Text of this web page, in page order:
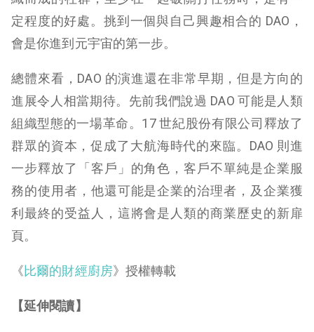
定程度的好處。挑到一個與自己興趣相合的 DAO，
會是你進到元宇宙的第一步。
總體來看，DAO 的演進還在非常早期，但是方向的
進展令人相當期待。先前我們說過 DAO 可能是人類
組織型態的一場革命。17 世紀股份有限公司釋放了
群眾的資本，促成了大航海時代的來臨。DAO 則進
一步釋放了「客戶」的角色，客戶不單純是企業服
務的使用者，他還可能是企業的治理者，及企業獲
利最終的受益人，這將會是人類的商業歷史的新扉
頁。
《比爾的財經廚房》授權轉載
【延伸閱讀】